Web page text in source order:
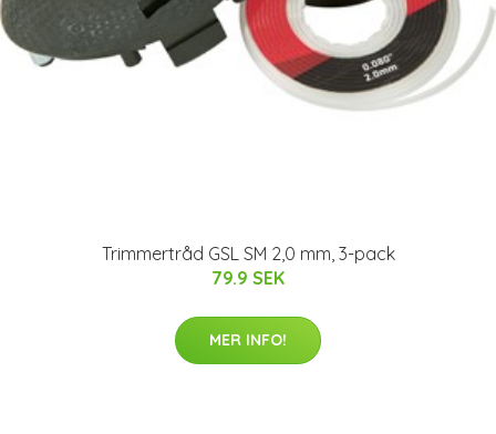
Trimmertråd GSL SM 2,0 mm, 3-pack
79.9 SEK
MER INFO!